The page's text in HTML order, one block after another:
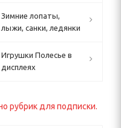
Зимние лопаты,
лыжи, санки, ледянки
Игрушки Полесье в
дисплеях
рубрик для подписки.